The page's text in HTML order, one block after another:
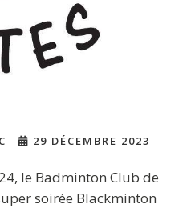
29 DÉCEMBRE 2023
le Badminton Club de
soirée Blackminton